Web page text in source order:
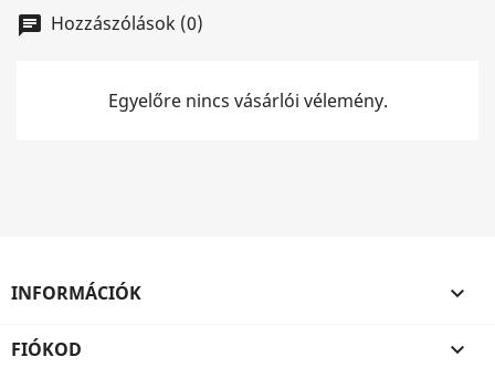
chat Hozzászólások (0)
Egyelőre nincs vásárlói vélemény.
INFORMÁCIÓK 
FIÓKOD 